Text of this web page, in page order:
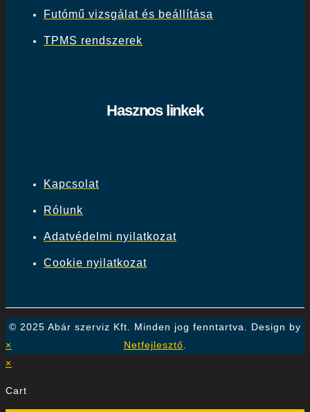
Futómű vizsgálat és beállítása
TPMS rendszerek
Hasznos linkek
Kapcsolat
Rólunk
Adatvédelmi nyilatkozat
Cookie nyilatkozat
© 2025 Abár szerviz Kft. Minden jog fenntartva. Design by
Netfejlesztő
×
×
Cart